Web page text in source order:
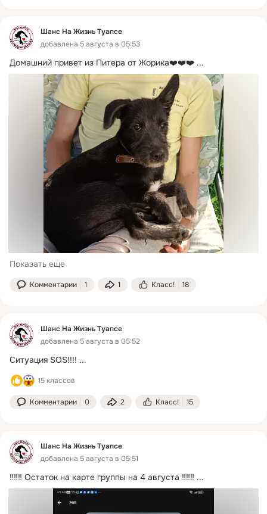
Шанс На Жизнь Туапсе
добавлена 5 августа в 05:53
Домашний привет из Питера от Жорика❤️❤️❤️ ...
Показать еще
Комментарии 1 1 Класс! 18
Шанс На Жизнь Туапсе
добавлена 5 августа в 05:52
Ситуация SOS!!!! ...
15 классов
Комментарии 0 2 Класс! 15
Шанс На Жизнь Туапсе
добавлена 5 августа в 05:51
‼️‼️‼️ Остаток на карте группы на 4 августа ‼️‼️‼️ ...